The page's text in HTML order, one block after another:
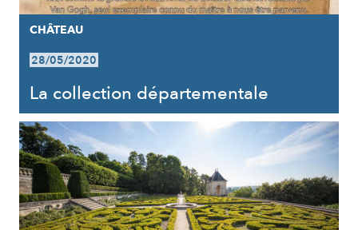
CHÂTEAU
28/05/2020
La collection départementale